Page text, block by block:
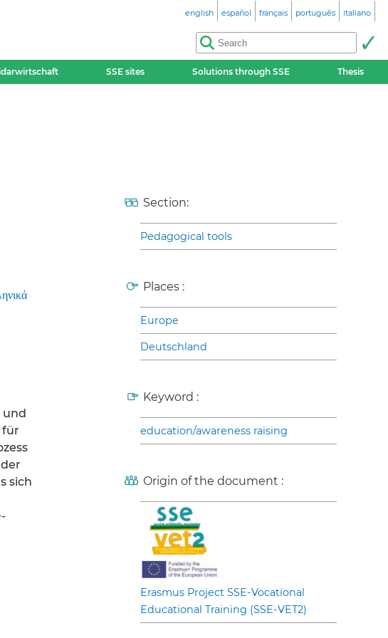
english español français português italiano
SSE sites Solutions through SSE Thesis
für
sich
Section:
Pedagogical tools
Places :
Europe
Deutschland
Keyword :
education/awareness raising
Origin of the document :
Erasmus Project SSE-Vocational
Educational Training (SSE-VET2)